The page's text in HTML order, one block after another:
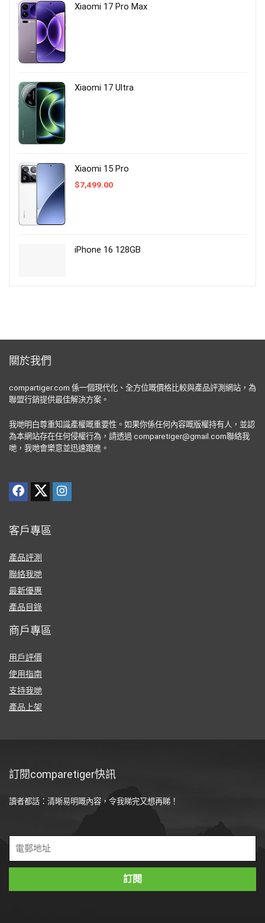
Xiaomi 17 Pro Max
Xiaomi 17 Ultra
Xiaomi 15 Pro
$7,499.00
iPhone 16 128GB
關於我們
compartiger.com 係一個現代化、全方位嘅價格比較與產品評測網站，為
聯盟行銷提供最佳解決方案。
我哋明白尊重知識產權嘅重要性。如果你係任何內容嘅版權持有人，並認
為本網站存在任何侵權行為，請透過 comparetiger@gmail.com聯絡我
哋，我哋會樂意並迅速跟進。
客戶專區
產品評測
聯絡我哋
最新優惠
產品目錄
商戶專區
用戶評價
使用指南
支持我哋
產品上架
訂閱comparetiger快訊
讀者都話：清晰易明嘅內容，令我睇完又想再睇！